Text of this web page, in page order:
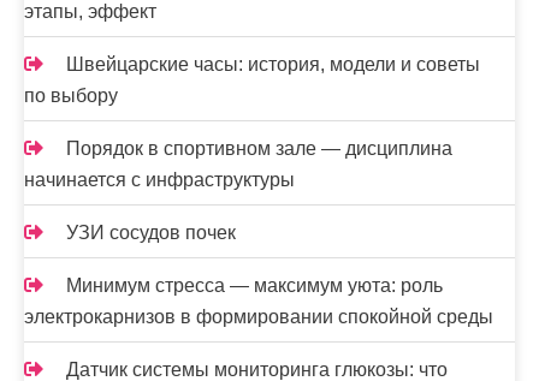
этапы, эффект
Швейцарские часы: история, модели и советы
по выбору
Порядок в спортивном зале — дисциплина
начинается с инфраструктуры
УЗИ сосудов почек
Минимум стресса — максимум уюта: роль
электрокарнизов в формировании спокойной среды
Датчик системы мониторинга глюкозы: что